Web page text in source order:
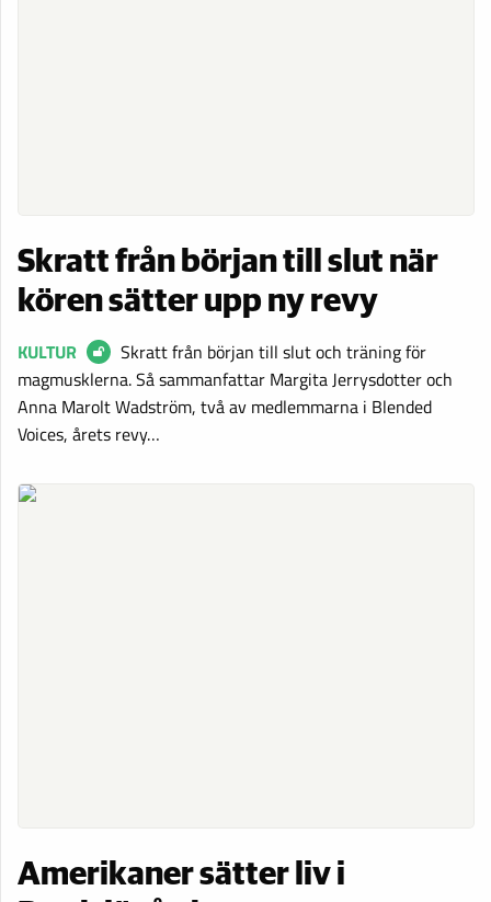
Skratt från början till slut när
kören sätter upp ny revy
KULTUR
Skratt från början till slut och träning för
magmusklerna. Så sammanfattar Margita Jerrysdotter och
Anna Marolt Wadström, två av medlemmarna i Blended
Voices, årets revy…
Amerikaner sätter liv i